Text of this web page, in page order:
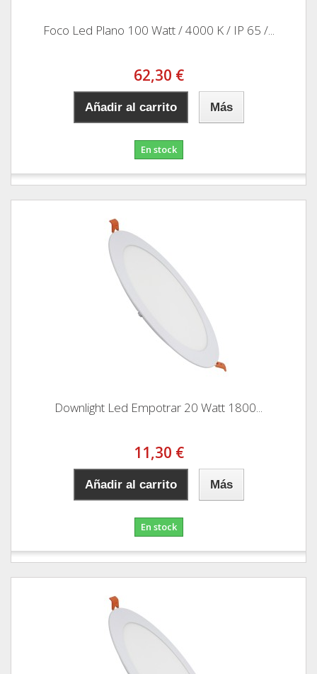
Foco Led Plano 100 Watt / 4000 K / IP 65 /...
62,30 €
Añadir al carrito Más
En stock
Downlight Led Empotrar 20 Watt 1800...
11,30 €
Añadir al carrito Más
En stock